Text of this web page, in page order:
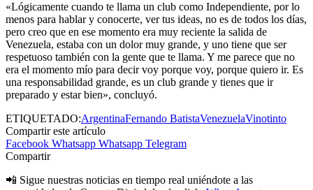
«Lógicamente cuando te llama un club como Independiente, por lo
menos para hablar y conocerte, ver tus ideas, no es de todos los días,
pero creo que en ese momento era muy reciente la salida de
Venezuela, estaba con un dolor muy grande, y uno tiene que ser
respetuoso también con la gente que te llama. Y me parece que no
era el momento mío para decir voy porque voy, porque quiero ir. Es
una responsabilidad grande, es un club grande y tienes que ir
preparado y estar bien», concluyó.
ETIQUETADO:ArgentinaFernando BatistaVenezuelaVinotinto
Compartir este artículo
Facebook Whatsapp Whatsapp Telegram
Compartir
📲 Sigue nuestras noticias en tiempo real uniéndote a las